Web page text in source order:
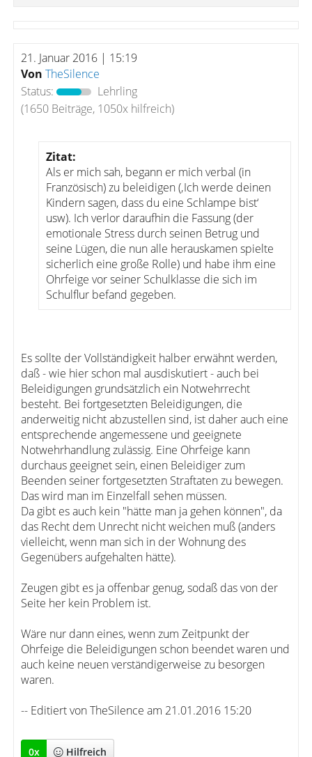
21. Januar 2016 | 15:19
Von TheSilence
Status:
Lehrling
(1650 Beiträge, 1050x hilfreich)
Zitat:
Als er mich sah, begann er mich verbal (in
Französisch) zu beleidigen (‚Ich werde deinen
Kindern sagen, dass du eine Schlampe bist‘
usw). Ich verlor daraufhin die Fassung (der
emotionale Stress durch seinen Betrug und
seine Lügen, die nun alle herauskamen spielte
sicherlich eine große Rolle) und habe ihm eine
Ohrfeige vor seiner Schulklasse die sich im
Schulflur befand gegeben.
Es sollte der Vollständigkeit halber erwähnt werden,
daß - wie hier schon mal ausdiskutiert - auch bei
Beleidigungen grundsätzlich ein Notwehrrecht
besteht. Bei fortgesetzten Beleidigungen, die
anderweitig nicht abzustellen sind, ist daher auch eine
entsprechende angemessene und geeignete
Notwehrhandlung zulässig. Eine Ohrfeige kann
durchaus geeignet sein, einen Beleidiger zum
Beenden seiner fortgesetzten Straftaten zu bewegen.
Das wird man im Einzelfall sehen müssen.
Da gibt es auch kein "hätte man ja gehen können", da
das Recht dem Unrecht nicht weichen muß (anders
vielleicht, wenn man sich in der Wohnung des
Gegenübers aufgehalten hätte).
Zeugen gibt es ja offenbar genug, sodaß das von der
Seite her kein Problem ist.
Wäre nur dann eines, wenn zum Zeitpunkt der
Ohrfeige die Beleidigungen schon beendet waren und
auch keine neuen verständigerweise zu besorgen
waren.
-- Editiert von TheSilence am 21.01.2016 15:20
0x Hilfreich